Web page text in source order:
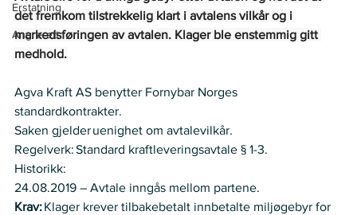
Erstatning
Angrerett
det fremkom tilstrekkelig klart i avtalens vilkår og i
markedsføringen av avtalen. Klager ble enstemmig gitt
medhold.
Agva Kraft AS benytter Fornybar Norges
standardkontrakter.
Saken gjelder uenighet om avtalevilkår.
Regelverk: Standard kraftleveringsavtale § 1-3.
Historikk:
24.08.2019 – Avtale inngås mellom partene.
Krav: Klager krever tilbakebetalt innbetalte miljøgebyr for